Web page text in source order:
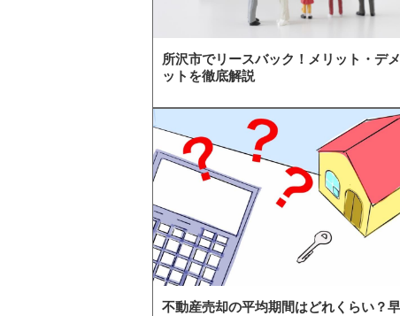
所沢市でリースバック！メリット・デ
ットを徹底解説
不動産売却の平均期間はどれくらい？早